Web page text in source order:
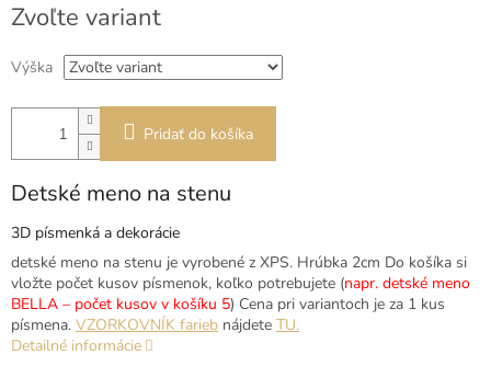
cena:
Zvoľte variant
Výška
Pridať do košíka
Detské meno na stenu
3D písmenká a dekorácie
detské meno na stenu je vyrobené z XPS. Hrúbka 2cm Do košíka si
vložte počet kusov písmenok, koľko potrebujete (napr. detské meno
BELLA – počet kusov v košíku 5) Cena pri variantoch je za 1 kus
písmena. VZORKOVNÍK farieb nájdete TU.
Detailné informácie